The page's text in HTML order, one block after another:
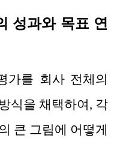
성과와 목표 연
가를 회사 전체의
식을 채택하여, 각
큰 그림에 어떻게